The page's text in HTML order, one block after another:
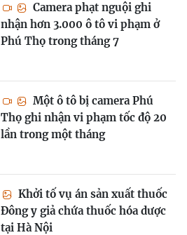
Camera phạt nguội ghi
nhận hơn 3.000 ô tô vi phạm ở
Phú Thọ trong tháng 7
Một ô tô bị camera Phú
Thọ ghi nhận vi phạm tốc độ 20
lần trong một tháng
Khởi tố vụ án sản xuất thuốc
Đông y giả chứa thuốc hóa dược
tại Hà Nội